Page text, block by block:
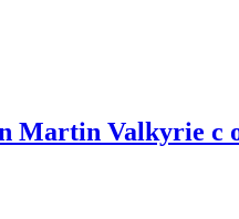
Martin Valkyrie